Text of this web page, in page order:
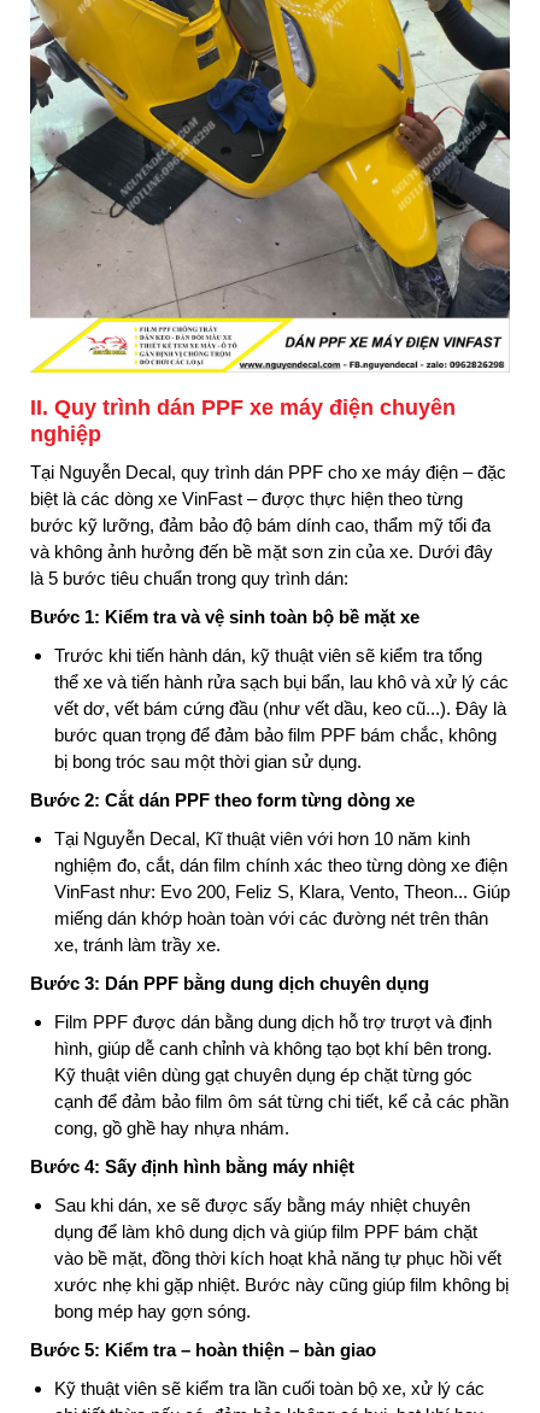
II. Quy trình dán PPF xe máy điện chuyên
nghiệp
Tại Nguyễn Decal, quy trình dán PPF cho xe máy điện – đặc
biệt là các dòng xe VinFast – được thực hiện theo từng
bước kỹ lưỡng, đảm bảo độ bám dính cao, thẩm mỹ tối đa
và không ảnh hưởng đến bề mặt sơn zin của xe. Dưới đây
là 5 bước tiêu chuẩn trong quy trình dán:
Bước 1: Kiểm tra và vệ sinh toàn bộ bề mặt xe
Trước khi tiến hành dán, kỹ thuật viên sẽ kiểm tra tổng
thể xe và tiến hành rửa sạch bụi bẩn, lau khô và xử lý các
vết dơ, vết bám cứng đầu (như vết dầu, keo cũ...). Đây là
bước quan trọng để đảm bảo film PPF bám chắc, không
bị bong tróc sau một thời gian sử dụng.
Bước 2: Cắt dán PPF theo form từng dòng xe
Tại Nguyễn Decal, Kĩ thuật viên với hơn 10 năm kinh
nghiệm đo, cắt, dán film chính xác theo từng dòng xe điện
VinFast như: Evo 200, Feliz S, Klara, Vento, Theon... Giúp
miếng dán khớp hoàn toàn với các đường nét trên thân
xe, tránh làm trầy xe.
Bước 3: Dán PPF bằng dung dịch chuyên dụng
Film PPF được dán bằng dung dịch hỗ trợ trượt và định
hình, giúp dễ canh chỉnh và không tạo bọt khí bên trong.
Kỹ thuật viên dùng gạt chuyên dụng ép chặt từng góc
cạnh để đảm bảo film ôm sát từng chi tiết, kể cả các phần
cong, gồ ghề hay nhựa nhám.
Bước 4: Sấy định hình bằng máy nhiệt
Sau khi dán, xe sẽ được sấy bằng máy nhiệt chuyên
dụng để làm khô dung dịch và giúp film PPF bám chặt
vào bề mặt, đồng thời kích hoạt khả năng tự phục hồi vết
xước nhẹ khi gặp nhiệt. Bước này cũng giúp film không bị
bong mép hay gợn sóng.
Bước 5: Kiểm tra – hoàn thiện – bàn giao
Kỹ thuật viên sẽ kiểm tra lần cuối toàn bộ xe, xử lý các